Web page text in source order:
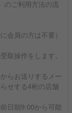
のご利用方法の流
会員の方は不要）
取操作をします。
らお送りするメー
せする4桁の店舗
日朝9:00から可能